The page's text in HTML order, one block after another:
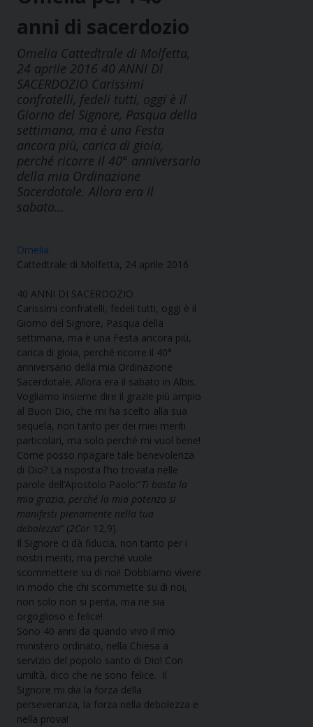
anni di sacerdozio
Omelia Cattedtrale di Molfetta,
24 aprile 2016 40 ANNI DI
SACERDOZIO Carissimi
confratelli, fedeli tutti, oggi è il
Giorno del Signore, Pasqua della
settimana, ma è una Festa
ancora più, carica di gioia,
perché ricorre il 40° anniversario
della mia Ordinazione
Sacerdotale. Allora era il
sabato…
Omelia
Cattedtrale di Molfetta, 24 aprile 2016
40 ANNI DI SACERDOZIO
Carissimi confratelli, fedeli tutti, oggi è il
Giorno del Signore, Pasqua della
settimana, ma è una Festa ancora più,
carica di gioia, perché ricorre il 40°
anniversario della mia Ordinazione
Sacerdotale. Allora era il sabato in Albis.
Vogliamo insieme dire il grazie più ampio
al Buon Dio, che mi ha scelto alla sua
sequela, non tanto per dei miei meriti
particolari, ma solo perché mi vuol bene!
Come posso ripagare tale benevolenza
di Dio? La risposta l’ho trovata nelle
parole dell’Apostolo Paolo:“Ti basta la
mia grazia, perché la mia potenza si
manifesti pienamente nella tua
debolezza” (2Cor 12,9).
Il Signore ci dà fiducia, non tanto per i
nostri meriti, ma perché vuole
scommettere su di noi! Dobbiamo vivere
in modo che chi scommette su di noi,
non solo non si penta, ma ne sia
orgoglioso e felice!
Sono 40 anni da quando vivo il mio
ministero ordinato, nella Chiesa a
servizio del popolo santo di Dio! Con
umiltà, dico che ne sono felice. Il
Signore mi dia la forza della
perseveranza, la forza nella debolezza e
nella prova!